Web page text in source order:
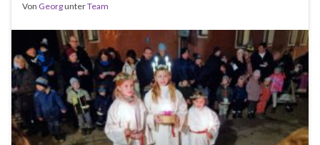
Von GeorgunterTeam